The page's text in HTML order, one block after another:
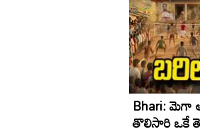
Bhari: మెగా
తొలిసారి ఒకే